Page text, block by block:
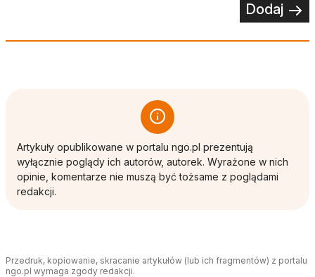
Dodaj
Artykuły opublikowane w portalu ngo.pl prezentują
wyłącznie poglądy ich autorów, autorek. Wyrażone w nich
opinie, komentarze nie muszą być tożsame z poglądami
redakcji.
Przedruk, kopiowanie, skracanie artykułów (lub ich fragmentów) z portalu
ngo.pl wymaga zgody redakcji.